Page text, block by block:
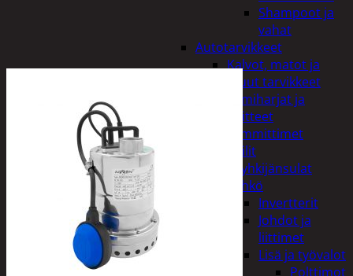
Shampoot ja
vahat
Autotarvikkeet
Kalvot, matot ja
muut tarvikkeet
Lumiharjat ja
peitteet
Lämmittimet
Peilit
Pyyhkijänsulat
Sähkö
Invertterit
Johdot ja
liittimet
Lisä ja työvalot
Polttimot